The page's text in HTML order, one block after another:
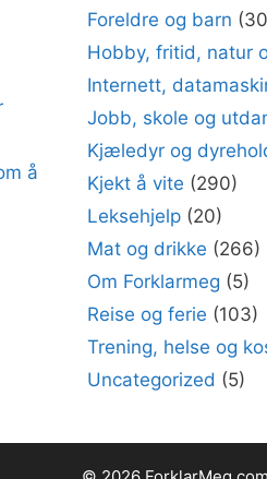
å
Foreldre og barn
Hobby, fritid, natur
Internett,
Jobb, skole og
Kjæledyr og
Kjekt å vite (290)
Leksehjelp (20)
Mat og drikke (266)
Om Forklarmeg (5)
Reise og ferie (103)
Trening, helse og
Uncategorized (5)